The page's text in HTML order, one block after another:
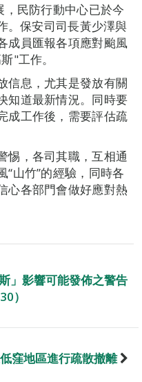
，民防行動中心已於今
。保安司司長黃少澤與
成員匯報各項應對颱風
"工作。
信息，尤其是發放有關
知道最新情況。同時要
成工作後，需要評估疏
惕，各司其職，互相通
山竹”的經驗，同時各
心各部門會做好應對熱
」影響可能發佈之警告
）
窪地區進行疏散撤離